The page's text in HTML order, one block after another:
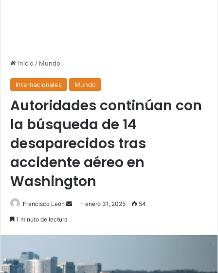
Inicio / Mundo
Internacionales Mundo
Autoridades continúan con
la búsqueda de 14
desaparecidos tras
accidente aéreo en
Washington
Francisco León
Sendenero 31, 2025 54
1 minuto de lectura